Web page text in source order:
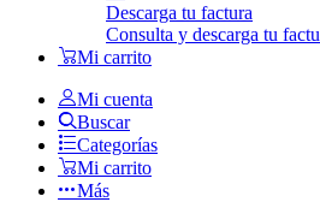
Descarga tu factura
Consulta y descarga tu
Mi carrito
Mi cuenta
Buscar
Categorías
Mi carrito
Más